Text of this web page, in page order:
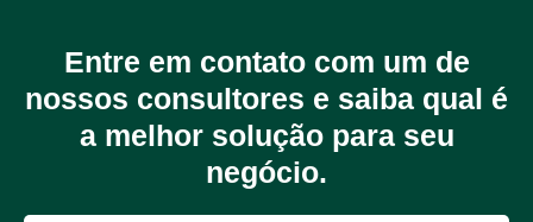
Entre em contato com um de
nossos consultores e saiba qual é
a melhor solução para seu
negócio.